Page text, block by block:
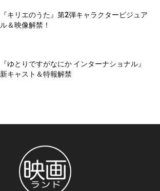
『キリエのうた』第2弾キャラクタービジュア
ル＆映像解禁！
『ゆとりですがなにか インターナショナル』
新キャスト＆特報解禁